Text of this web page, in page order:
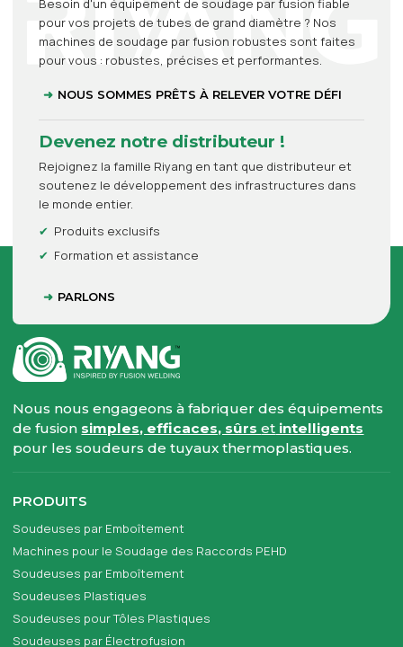
Besoin d'un équipement de soudage par fusion fiable
pour vos projets de tubes de grand diamètre ? Nos
machines de soudage par fusion robustes sont faites
pour vous : robustes, précises et performantes.
NOUS SOMMES PRÊTS À RELEVER VOTRE DÉFI
Devenez notre distributeur !
Rejoignez la famille Riyang en tant que distributeur et
soutenez le développement des infrastructures dans
le monde entier.
Produits exclusifs
Formation et assistance
PARLONS
Nous nous engageons à fabriquer des équipements
de fusion simples, efficaces, sûrset intelligents
pour les soudeurs de tuyaux thermoplastiques.
PRODUITS
Soudeuses par Emboîtement
Machines pour le Soudage des Raccords PEHD
Soudeuses par Emboîtement
Soudeuses Plastiques
Soudeuses pour Tôles Plastiques
Soudeuses par Électrofusion